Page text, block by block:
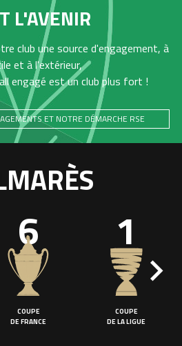
L'AVENIR
club une source d'engagement, à
et à l'extérieur,
engagé est un club plus fort !
ET NOTRE DÉMARCHE RSE
6
COUPE
DE FRANCE
1
COUPE
DE LA LIGUE